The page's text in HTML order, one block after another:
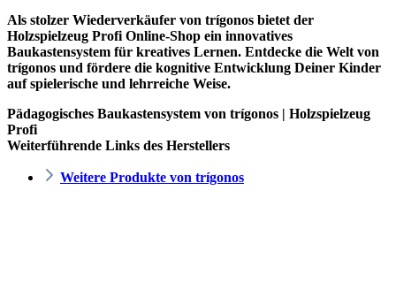
Als stolzer Wiederverkäufer von trígonos bietet der
Holzspielzeug Profi Online-Shop ein innovatives
Baukastensystem für kreatives Lernen. Entdecke die Welt von
trígonos und fördere die kognitive Entwicklung Deiner Kinder
auf spielerische und lehrreiche Weise.
Pädagogisches Baukastensystem von trígonos | Holzspielzeug
Profi
Weiterführende Links des Herstellers
Weitere Produkte von trígonos